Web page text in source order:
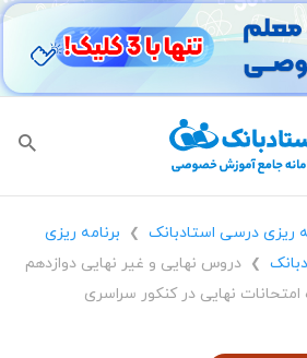
ریزی درسی استادبانک ❯
برنامه ریزی
❯
دروس نهایی و غیر نهایی دوازدهم
نهایی در کنکور سراسری